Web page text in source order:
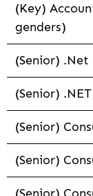
(Key)
genders)
(Senior) .Net
(Senior)
(Senior)
(Senior)